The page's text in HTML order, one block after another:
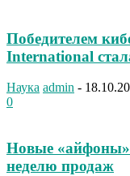
Победителем
International
Наука admin -
0
Новые «айфоны»
неделю продаж